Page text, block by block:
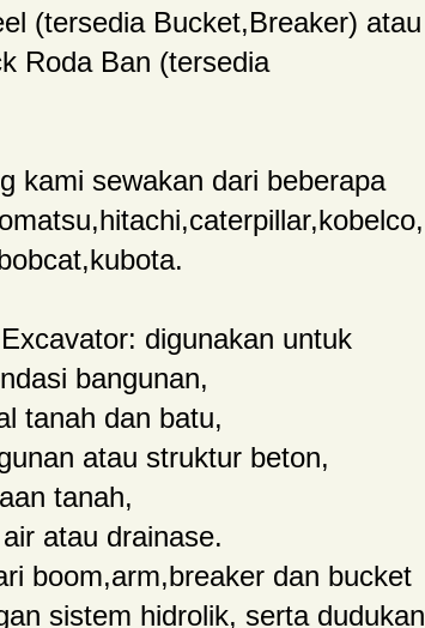
(tersedia Bucket,Breaker) atau
Roda Ban (tersedia
kami sewakan dari beberapa
digunakan untuk
bangunan,
tanah dan batu,
atau struktur beton,
tanah,
atau drainase.
boom,arm,breaker dan bucket
sistem hidrolik, serta dudukan